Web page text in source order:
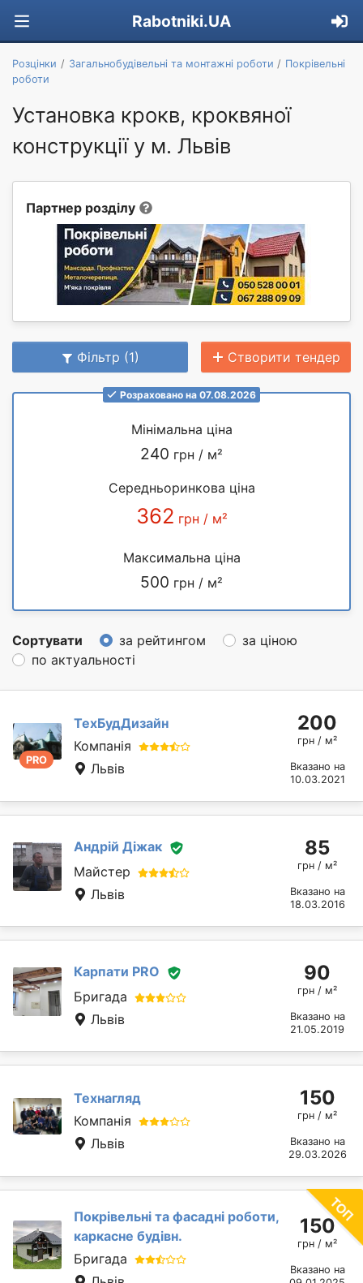
Rabotniki.UA
Розцінки Загальнобудівельні та монтажні роботи
Покрівельні
роботи
Установка крокв, кроквяної
конструкції у м. Львів
Партнер розділу
Фільтр (1) Створити тендер
Розраховано на 07.08.2026
Мінімальна ціна
240 грн / м²
Середньоринкова ціна
362 грн / м²
Максимальна ціна
500 грн / м²
Сортувати за рейтингом
за ціною
по актуальності
PRO
ТехБудДизайн
Компанія
Львів
200
грн / м²
Вказано на
10.03.2021
Андрій Діжак
Майстер
Львів
85
грн / м²
Вказано на
18.03.2016
Карпати PRO
Бригада
Львів
90
грн / м²
Вказано на
21.05.2019
Технагляд
Компанія
Львів
150
грн / м²
Вказано на
29.03.2026
Покрівельні та фасадні роботи,
каркасне будівн.
Бригада
150
грн / м²
Вказано на